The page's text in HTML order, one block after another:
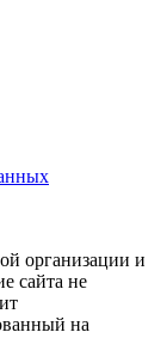
организации и
сайта не
на